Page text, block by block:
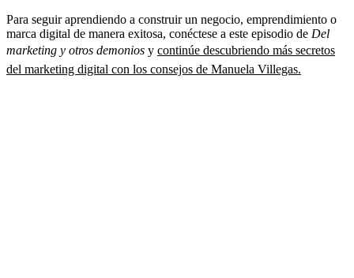
Para seguir aprendiendo a construir un negocio, emprendimiento o
marca digital de manera exitosa, conéctese a este episodio de Del
marketing y otros demonios y continúe descubriendo más secretos
del marketing digital con los consejos de Manuela Villegas.